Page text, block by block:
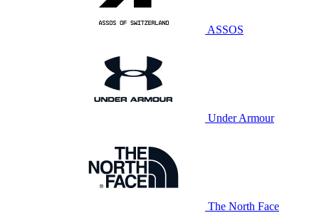
ASSOS
Under Armour
The North Face